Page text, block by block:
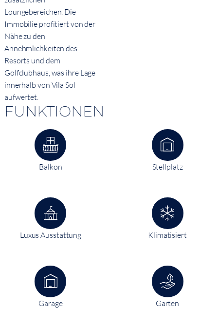
Loungebereichen. Die
Immobilie profitiert von der
Nähe zu den
Annehmlichkeiten des
Resorts und dem
Golfclubhaus, was ihre Lage
innerhalb von Vila Sol
aufwertet.
FUNKTIONEN
Balkon Stellplatz
Luxus Ausstattung Klimatisiert
Garage Garten